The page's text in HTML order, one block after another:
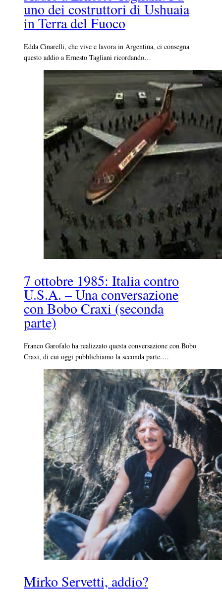
uno dei costruttori di Ushuaia
in Terra del Fuoco
Edda Cinarelli, che vive e lavora in Argentina, ci consegna
questo addio a Ernesto Tagliani ricordando…
7 ottobre 1985: Italia contro
U.S.A. – Una conversazione
con Bobo Craxi (seconda
parte)
Franco Garofalo ha realizzato questa conversazione con Bobo
Craxi, di cui oggi pubblichiamo la seconda parte.…
Mirko Servetti, addio?